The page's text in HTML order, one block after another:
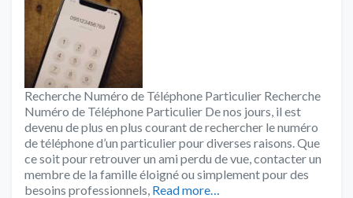
Recherche Numéro de Téléphone Particulier Recherche
Numéro de Téléphone Particulier De nos jours, il est
devenu de plus en plus courant de rechercher le numéro
de téléphone d’un particulier pour diverses raisons. Que
ce soit pour retrouver un ami perdu de vue, contacter un
membre de la famille éloigné ou simplement pour des
besoins professionnels, Read more…